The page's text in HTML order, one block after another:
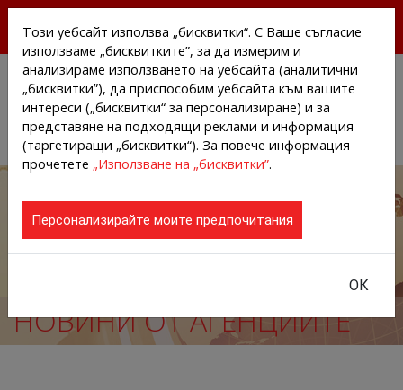
АГЕНЦИИТЕ И КОМПАНИИТЕ
НОВИНИ ОТ АГЕНЦИИТЕ
Този уебсайт използва „бисквитки“. С Ваше съгласие
използваме „бисквитките”, за да измерим и
анализираме използването на уебсайта (аналитични
„бисквитки”), да приспособим уебсайта към вашите
интереси („бисквитки“ за персонализиране) и за
представяне на подходящи реклами и информация
(таргетиращи „бисквитки“). За повече информация
прочетете „Използване на „бисквитки”.
Персонализирайте моите предпочитания
ОК